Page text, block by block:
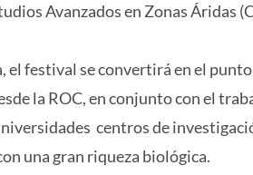
Avanzados en Zonas Áridas
el festival se convertirá en el
la ROC, en conjunto con el
centros de
una gran riqueza biológica.